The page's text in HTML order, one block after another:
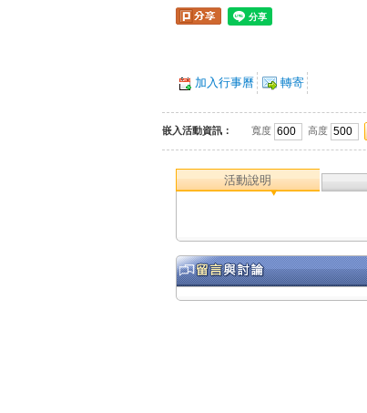
加入行事曆 轉寄
嵌入活動資訊： 寬度 高度
活動說明